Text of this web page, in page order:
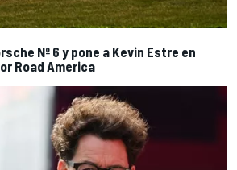
Nº 6 y pone a Kevin Estre en
Road America